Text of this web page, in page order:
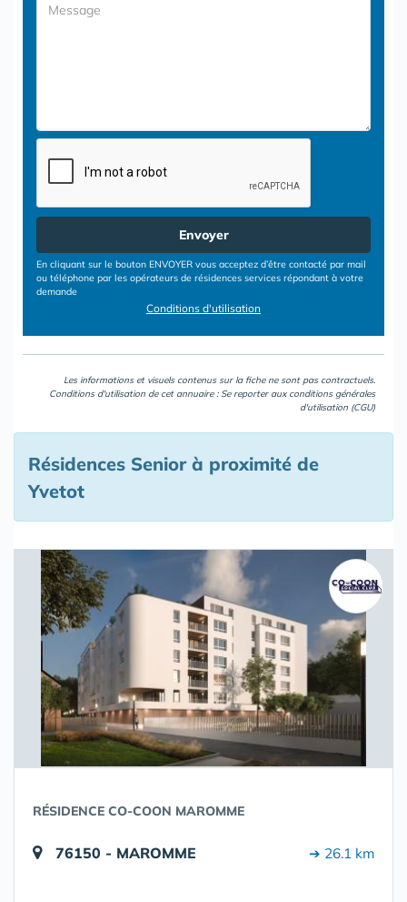
Envoyer
En cliquant sur le bouton ENVOYER vous acceptez d’être contacté par mail
ou téléphone par les opérateurs de résidences services répondant à votre
demande
Conditions d'utilisation
Les informations et visuels contenus sur la fiche ne sont pas contractuels.
Conditions d'utilisation de cet annuaire : Se reporter aux conditions générales
d'utilisation (CGU)
Résidences Senior à proximité de
Yvetot
RÉSIDENCE CO-COON MAROMME
76150 - MAROMME ➔ 26.1 km